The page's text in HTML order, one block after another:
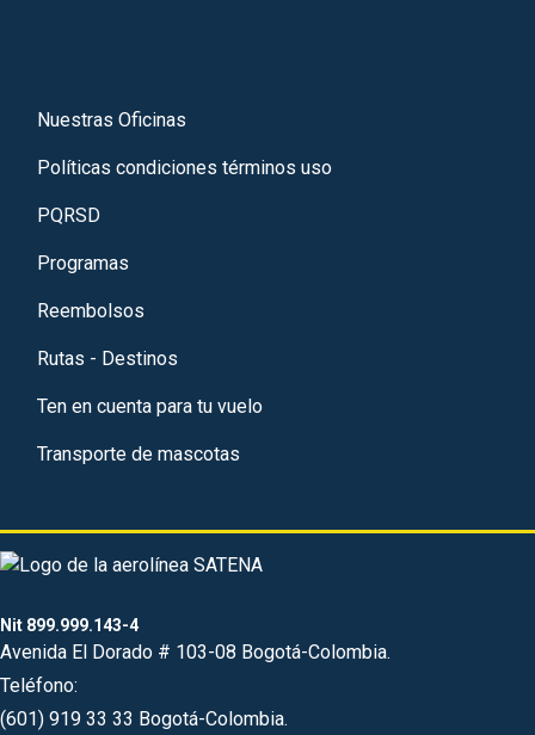
Nuestras Oficinas
Políticas condiciones términos uso
PQRSD
Programas
Reembolsos
Rutas - Destinos
Ten en cuenta para tu vuelo
Transporte de mascotas
Nit 899.999.143-4
Avenida El Dorado # 103-08 Bogotá-Colombia.
Teléfono:
(601) 919 33 33 Bogotá-Colombia.